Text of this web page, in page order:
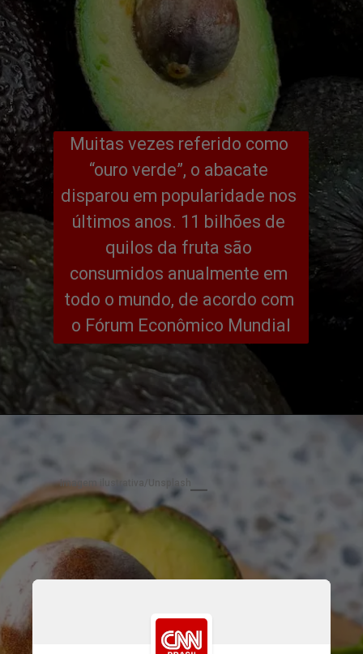
Muitas vezes referido como
“ouro verde”, o abacate
disparou em popularidade nos
últimos anos. 11 bilhões de
quilos da fruta são
consumidos anualmente em
todo o mundo, de acordo com
o Fórum Econômico Mundial
No entanto, nosso amor pelos
abacates tem um custo
Imagem ilustrativa/Unsplash